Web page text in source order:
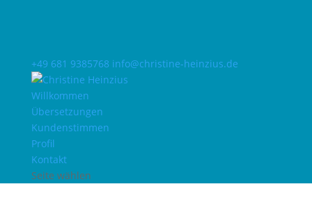
+49 681 9385768 info@christine-heinzius.de
Willkommen
Übersetzungen
Kundenstimmen
Profil
Kontakt
Seite wählen